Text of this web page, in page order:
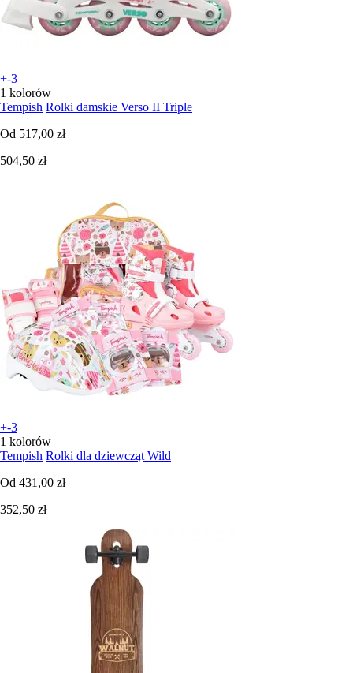
+-3
1 kolorów
Tempish Rolki damskie Verso II Triple
Od 517,00 zł
504,50 zł
+-3
1 kolorów
Tempish Rolki dla dziewcząt Wild
Od 431,00 zł
352,50 zł